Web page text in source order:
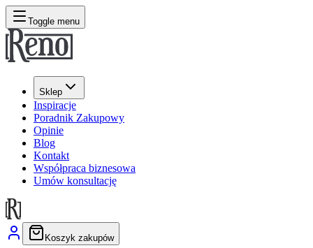
Toggle menu
Sklep
Inspiracje
Poradnik Zakupowy
Opinie
Blog
Kontakt
Współpraca biznesowa
Umów konsultację
Koszyk zakupów